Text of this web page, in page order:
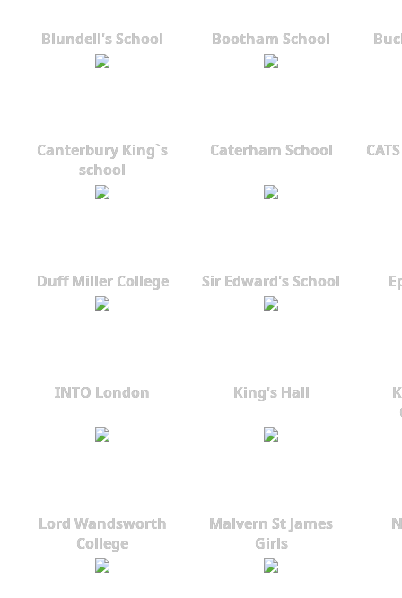
Blundell's School Bootham School
Canterbury King`s
school
Caterham School
Duff Miller College Sir Edward's School
INTO London King's Hall
Lord Wandsworth
College
Malvern St James
Girls